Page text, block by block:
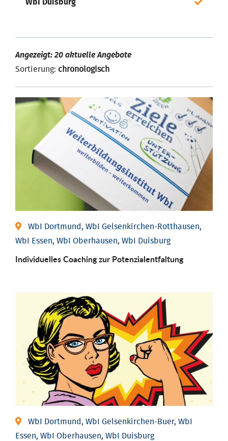
WbI Duisburg
Angezeigt: 20 aktuelle Angebote
Sortierung: chronologisch
WbI Dortmund, WbI Gelsenkirchen-Rotthausen,
WbI Essen, WbI Oberhausen, WbI Duisburg
Individuelles Coaching zur Potenzialentfaltung
WbI Dortmund, WbI Gelsenkirchen-Buer, WbI
Essen, WbI Oberhausen, WbI Duisburg